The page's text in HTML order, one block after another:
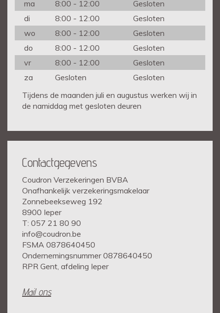
ma 8:00 - 12:00
Gesloten
di
8:00 - 12:00
Gesloten
wo
8:00 - 12:00
Gesloten
do
8:00 - 12:00
Gesloten
vr
8:00 - 12:00
Gesloten
za
Gesloten
Gesloten
Tijdens de maanden juli en augustus werken wij in
de namiddag met gesloten deuren
Contactgegevens
Coudron Verzekeringen BVBA
Onafhankelijk verzekeringsmakelaar
Zonnebeekseweg 192
8900 Ieper
T: 057 21 80 90
info@coudron.be
FSMA 0878640450
Ondernemingsnummer 0878640450
RPR Gent, afdeling Ieper
Mail ons